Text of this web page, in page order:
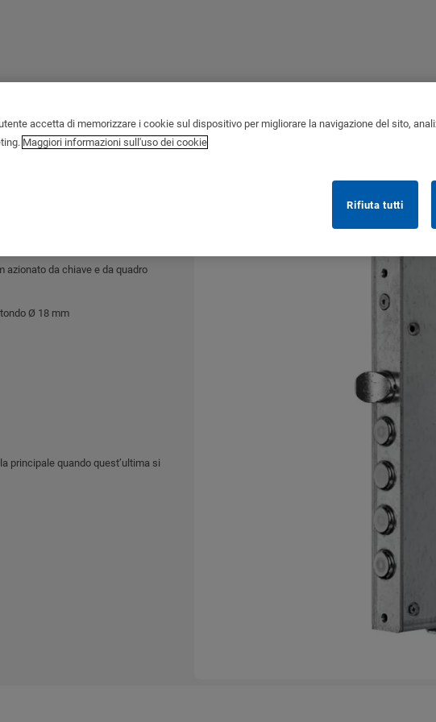
azionato da chiave e da quadro
Ø 18 mm
principale quando quest’ultima si
accetta di memorizzare i cookie sul dispositivo per migliorare la navigazione del sito,
Maggiori informazioni sull'uso dei cookie
Rifiuta tutti